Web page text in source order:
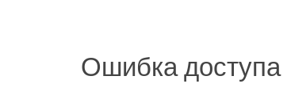
Ошибка доступа